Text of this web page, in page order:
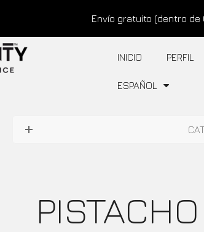
Envío gratuito (dentro
INICIO PERFIL
ESPAÑOL